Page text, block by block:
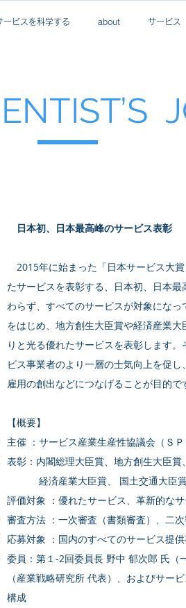
ービスを科学する about サービス
日本初、日本最高峰のサービス表彰​
2015年に始まった「日本サービス大
たサービスを表彰する、日本初、日本
わらず、すべてのサービスが対象にな
をはじめ、地方創生大臣賞や経済産業
りと光る優れたサービスを表彰します
ビス事業者のより一層の士気向上を促
雇用の創出などにつなげることが目的で
【概要】
主催 ：サービス産業生産性協議会（Ｓ
表彰：内閣総理大臣賞、地方創生大臣賞
経済産業大臣賞、 国土交通大臣賞
評価対象 ：優れたサービス、革新的な
審査方法 ：一次審査（書類審査）、二
応募対象 ：国内のすべてのサービス提
委員：第１-2回委員長 野中 郁次郎 氏（
（産業戦略研究所 代表）、およびサー
構成